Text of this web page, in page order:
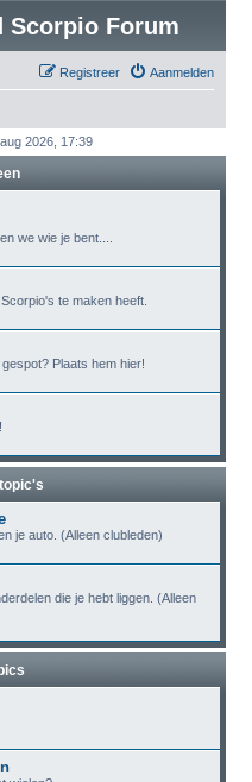
Scorpio Forum
Aanmelden
Registreer
2026, 17:39
we wie je bent....
te maken heeft.
Plaats hem hier!
je auto. (Alleen clubleden)
die je hebt liggen. (Alleen